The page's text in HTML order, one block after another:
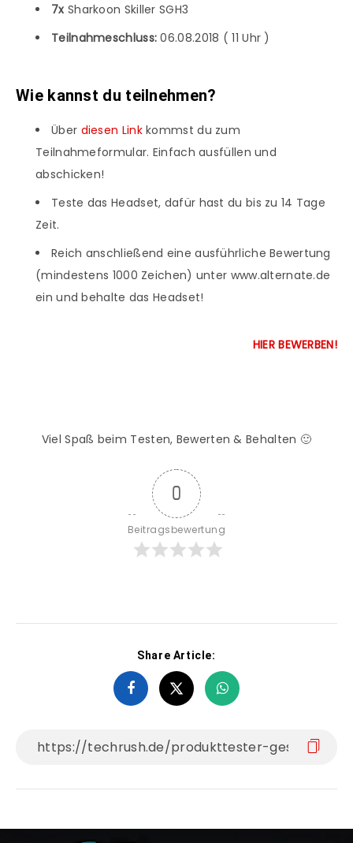
7x Sharkoon Skiller SGH3
Teilnahmeschluss: 06.08.2018 ( 11 Uhr )
Wie kannst du teilnehmen?
Über diesen Linkkommst du zum
Teilnahmeformular. Einfach ausfüllen und
abschicken!
Teste das Headset, dafür hast du bis zu 14 Tage
Zeit.
Reich anschließend eine ausführliche Bewertung
(mindestens 1000 Zeichen) unter www.alternate.de
ein und behalte das Headset!
HIER BEWERBEN!
Viel Spaß beim Testen, Bewerten & Behalten 🙂
0
Beitragsbewertung
Share Article: